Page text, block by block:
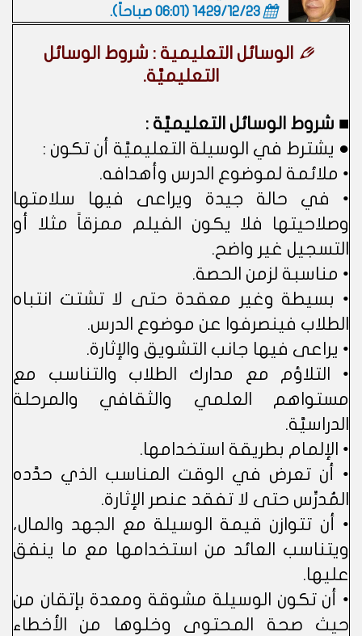
1429/12/23 (06:01 صباحاً)
.
الوسائل التعليمية : شروط الوسائل
التعليميَّة.
■ شروط الوسائل التعليميَّة :
● يشترط في الوسيلة التعليميَّة أن تكون :
• ملائمة لموضوع الدرس وأهدافه.
• في حالة جيدة ويراعى فيها سلامتها
وصلاحيتها فلا يكون الفيلم ممزقاً مثلا أو
التسجيل غير واضح.
• مناسبة لزمن الحصة.
• بسيطة وغير معقدة حتى لا تشتت انتباه
الطلاب فينصرفوا عن موضوع الدرس.
• يراعى فيها جانب التشويق والإثارة.
• التلاؤم مع مدارك الطلاب والتناسب مع
مستواهم العلمي والثقافي والمرحلة
الدراسيَّة.
• الإلمام بطريقة استخدامها.
• أن تعرض في الوقت المناسب الذي حدَّده
المُدرِّس حتى لا تفقد عنصر الإثارة.
• أن تتوازن قيمة الوسيلة مع الجهد والمال،
ويتناسب العائد من استخدامها مع ما ينفق
عليها.
• أن تكون الوسيلة مشوقة ومعدة بإتقان من
حيث صحة المحتوى وخلوها من الأخطاء